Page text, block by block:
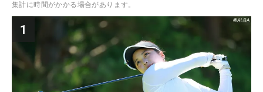
集計に時間がかかる場合があります。
1